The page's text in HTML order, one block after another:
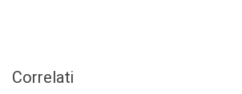
Correlati